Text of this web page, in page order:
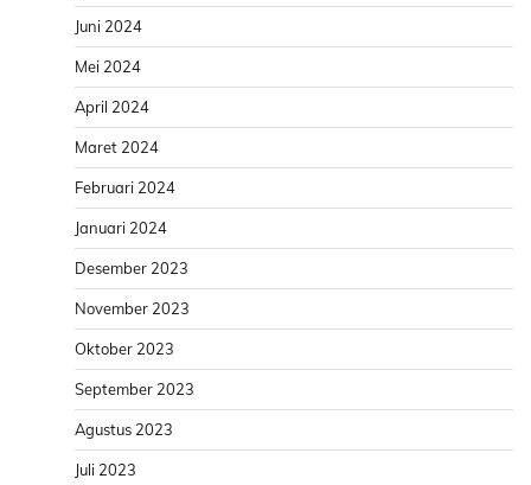
Juni 2024
Mei 2024
April 2024
Maret 2024
Februari 2024
Januari 2024
Desember 2023
November 2023
Oktober 2023
September 2023
Agustus 2023
Juli 2023